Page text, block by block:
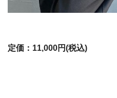
定価：11,000円(税込)